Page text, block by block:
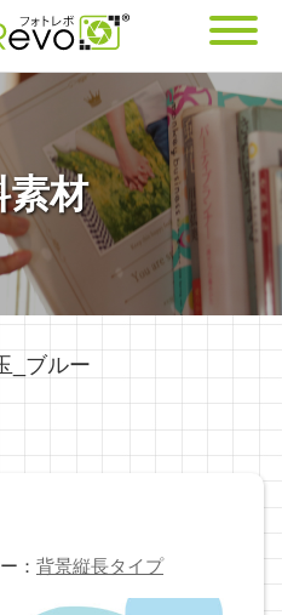
素材
_ブルー
： 背景縦長タイプ